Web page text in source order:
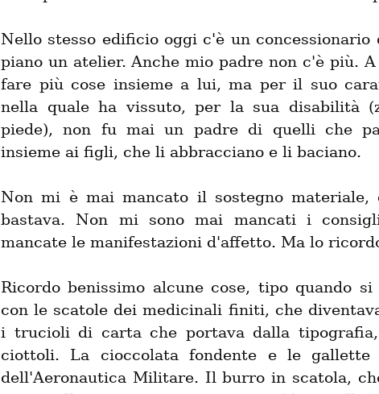
Nello stesso edificio oggi c'è un
piano un atelier. Anche mio padre non c'è più.
fare più cose insieme a lui, ma per il suo
nella quale ha vissuto, per la sua disabilità
piede), non fu mai un padre di quelli che
insieme ai figli, che li abbracciano e li baciano.
Non mi è mai mancato il sostegno materiale,
bastava. Non mi sono mai mancati i
mancate le manifestazioni d'affetto. Ma lo
Ricordo benissimo alcune cose, tipo quando
con le scatole dei medicinali finiti, che
i trucioli di carta che portava dalla tipografia,
ciottoli. La cioccolata fondente e le gallette
dell'Aeronautica Militare. Il burro in scatola,